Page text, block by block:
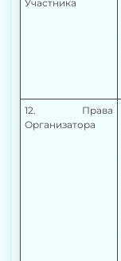
Участника
12. Права
Организатора